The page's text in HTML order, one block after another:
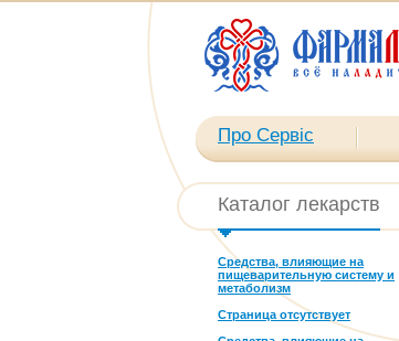
Про Сервіс
Каталог лекарств
Средства, влияющие на
пищеварительную систему и
метаболизм
Страница отсутствует